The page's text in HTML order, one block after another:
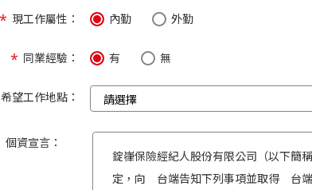
現工作屬性： 內勤 外勤
同業經驗： 有 無
希望工作地點：
個資宣言：
錠嵂保險經紀人股份有限公司（以下簡
定，向 台端告知下列事項並取得 台